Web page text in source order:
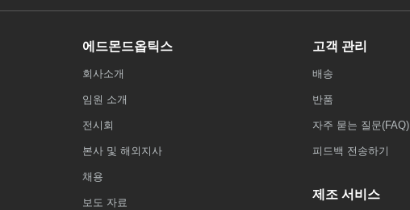
에드몬드옵틱스
회사소개
임원 소개
전시회
본사 및 해외지사
채용
보도 자료
고객 관리
배송
반품
자주 묻는 질문(FAQ)
피드백 전송하기
제조 서비스